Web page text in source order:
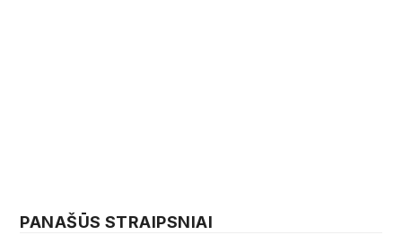
PANAŠŪS STRAIPSNIAI